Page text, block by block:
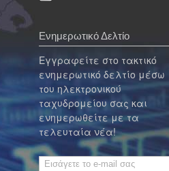
Ενημερωτικό Δελτίο
Εγγραφείτε στο τακτικό
ενημερωτικό δελτίο μέσω
του ηλεκτρονικού
ταχυδρομείου σας και
ενημερωθείτε με τα
τελευταία νέα!